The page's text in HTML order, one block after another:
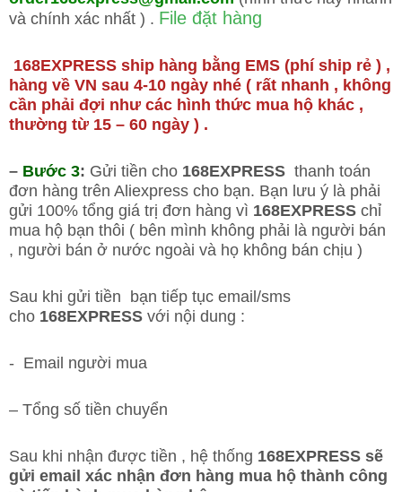
và chính xác nhất ) . File đặt hàng
168EXPRESS ship hàng bằng EMS (phí ship rẻ ) ,
hàng về VN sau 4-10 ngày nhé ( rất nhanh , không
cần phải đợi như các hình thức mua hộ khác ,
thường từ 15 – 60 ngày ) .
– Bước 3: Gửi tiền cho 168EXPRESS thanh toán
đơn hàng trên Aliexpress cho bạn. Bạn lưu ý là phải
gửi 100% tổng giá trị đơn hàng vì 168EXPRESS chỉ
mua hộ bạn thôi ( bên mình không phải là người bán
, người bán ở nước ngoài và họ không bán chịu )
Sau khi gửi tiền bạn tiếp tục email/sms
cho 168EXPRESS với nội dung :
- Email người mua
– Tổng số tiền chuyển
Sau khi nhận được tiền , hệ thống 168EXPRESS sẽ
gửi email xác nhận đơn hàng mua hộ thành công